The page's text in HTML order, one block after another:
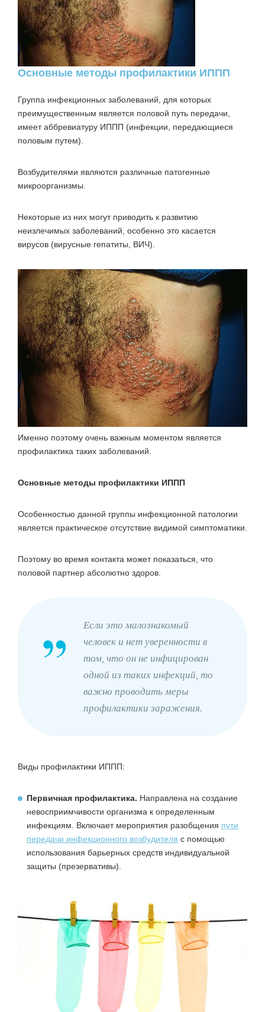
Основные методы профилактики ИППП
Группа инфекционных заболеваний, для которых
преимущественным является половой путь передачи,
имеет аббревиатуру ИППП (инфекции, передающиеся
половым путем)
Возбудителями являются различные патогенные
микроорганизмы.
Некоторые из них могут приводить к развитию
неизлечимых заболеваний, особенно это касается
вирусов (вирусные гепатиты, ВИЧ).
Именно поэтому очень важным моментом является
профилактика таких заболеваний.
Основные методы профилактики ИППП
Особенностью данной группы инфекционной патологии
является практическое отсутствие видимой симптоматики.
Поэтому во время контакта может показаться, что
половой партнер абсолютно здоров.
Если это малознакомый
человек и нет уверенности в
том, что он не инфицирован
одной из таких инфекций, то
важно проводить меры
профилактики заражения.
Виды профилактики ИППП:
Первичная профилактика. Направлена на создание
невосприимчивости организма к определенным
инфекциям. Включает мероприятия разобщения пути
передачи инфекционного возбудителя с помощью
использования барьерных средств индивидуальной
защиты (презервативы).